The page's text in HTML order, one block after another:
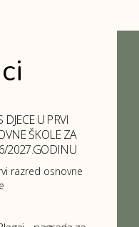
U PRVI
ŠKOLE ZA
2027.GODINU
razred osnovne